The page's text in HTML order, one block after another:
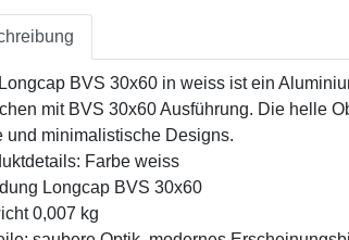
BVS 30x60 in weiss ist ein
mit BVS 30x60 Ausführung. Die helle
und minimalistische Designs.
Farbe weiss
Longcap BVS 30x60
0,007 kg